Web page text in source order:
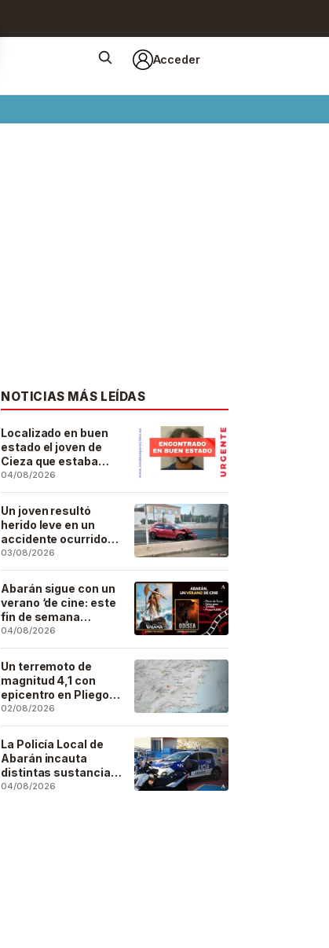
Acceder
NOTICIAS MÁS LEÍDAS
Localizado en buen
estado el joven de
Cieza que estaba
desaparecido desde
el pasado 29 de julio
04/08/2026
Un joven resultó
herido leve en un
accidente ocurrido
este lunes en la
barriada de San José
Artesano
03/08/2026
Abarán sigue con un
verano ‘de cine: este
fin de semana
Vaiana… y después,
La Odisea
04/08/2026
Un terremoto de
magnitud 4,1 con
epicentro en Pliego
se deja sentir en
buena parte de la
región
02/08/2026
La Policía Local de
Abarán incauta
distintas sustancias
estupefacientes en
04/08/2026